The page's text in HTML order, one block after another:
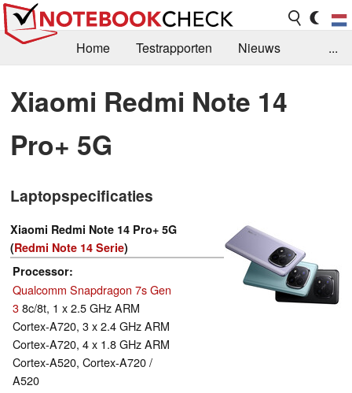
Home Testrapporten
Nieuws
Aankoop Handleiding
Zoek Contact
...
Xiaomi Redmi Note 14
Pro+ 5G
Laptopspecificaties
Xiaomi Redmi Note 14 Pro+ 5G
(Redmi Note 14 Serie)
Processor
Qualcomm Snapdragon 7s Gen
38c/8t, 1 x 2.5 GHz ARM
Cortex-A720, 3 x 2.4 GHz ARM
Cortex-A720, 4 x 1.8 GHz ARM
Cortex-A520, Cortex-A720 /
A520